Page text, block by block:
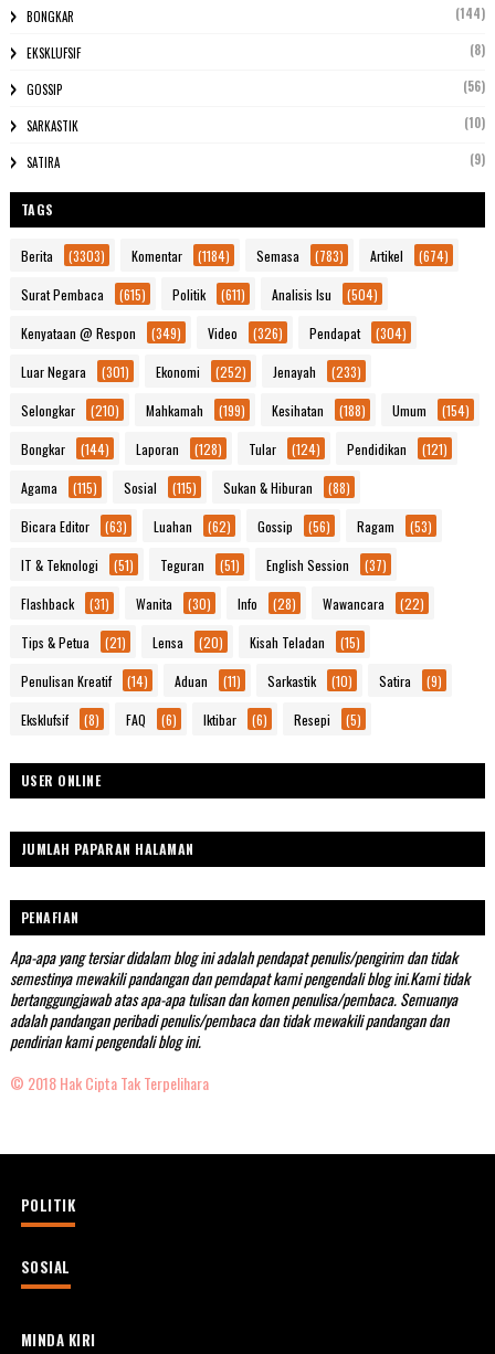
BONGKAR (144)
EKSKLUFSIF (8)
GOSSIP (56)
SARKASTIK (10)
SATIRA (9)
TAGS
Berita (3303) Komentar (1184) Semasa (783) Artikel (674)
Surat Pembaca (615) Politik (611) Analisis Isu (504)
Kenyataan @ Respon (349) Video (326) Pendapat (304)
Luar Negara (301) Ekonomi (252) Jenayah (233)
Selongkar (210) Mahkamah (199) Kesihatan (188) Umum (154)
Bongkar (144) Laporan (128) Tular (124) Pendidikan (121)
Agama (115) Sosial (115) Sukan & Hiburan (88)
Bicara Editor (63) Luahan (62) Gossip (56) Ragam (53)
IT & Teknologi (51) Teguran (51) English Session (37)
Flashback (31) Wanita (30) Info (28) Wawancara (22)
Tips & Petua (21) Lensa (20) Kisah Teladan (15)
Penulisan Kreatif (14) Aduan (11) Sarkastik (10) Satira (9)
Eksklufsif (8) FAQ (6) Iktibar (6) Resepi (5)
USER ONLINE
JUMLAH PAPARAN HALAMAN
PENAFIAN
Apa-apa yang tersiar didalam blog ini adalah pendapat penulis/pengirim dan tidak
semestinya mewakili pandangan dan pemdapat kami pengendali blog ini.Kami tidak
bertanggungjawab atas apa-apa tulisan dan komen penulisa/pembaca. Semuanya
adalah pandangan peribadi penulis/pembaca dan tidak mewakili pandangan dan
pendirian kami pengendali blog ini.
© 2018 Hak Cipta Tak Terpelihara
POLITIK
SOSIAL
MINDA KIRI